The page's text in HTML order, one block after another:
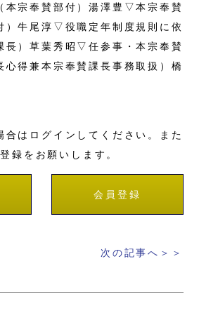
宗奉賛部付）湯澤豊▽本宗奉賛
）牛尾淳▽役職定年制度規則に依
長）草葉秀昭▽任参事・本宗奉賛
心得兼本宗奉賛課長事務取扱）橋
合はログインしてください。また
録をお願いします。
会員登録
次の記事へ＞＞